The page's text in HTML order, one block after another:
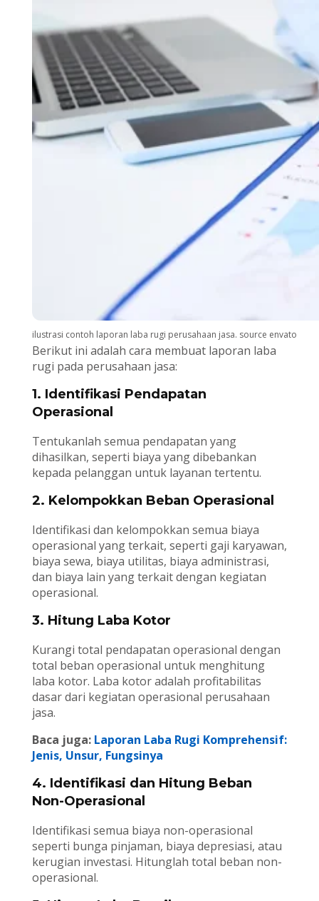
ilustrasi contoh laporan laba rugi perusahaan jasa. source envato
Berikut ini adalah cara membuat laporan laba
rugi pada perusahaan jasa:
1. Identifikasi Pendapatan
Operasional
Tentukanlah semua pendapatan yang
dihasilkan, seperti biaya yang dibebankan
kepada pelanggan untuk layanan tertentu.
2. Kelompokkan Beban Operasional
Identifikasi dan kelompokkan semua biaya
operasional yang terkait, seperti gaji karyawan,
biaya sewa, biaya utilitas, biaya administrasi,
dan biaya lain yang terkait dengan kegiatan
operasional.
3. Hitung Laba Kotor
Kurangi total pendapatan operasional dengan
total beban operasional untuk menghitung
laba kotor. Laba kotor adalah profitabilitas
dasar dari kegiatan operasional perusahaan
jasa.
Baca juga: Laporan Laba Rugi Komprehensif:
Jenis, Unsur, Fungsinya
4. Identifikasi dan Hitung Beban
Non-Operasional
Identifikasi semua biaya non-operasional
seperti bunga pinjaman, biaya depresiasi, atau
kerugian investasi. Hitunglah total beban non-
operasional.